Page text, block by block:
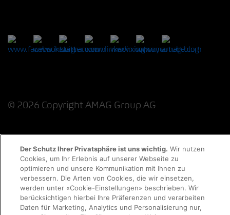
© 2026 Copyright AMAG Group AG
Datenschutzerklärung Impressum
Cookie-Richtlinie Rechtliche Hinweise EKAS
Der Schutz Ihrer Privatsphäre ist uns wichtig. Wir nutzen
Cookies, um Ihr Erlebnis auf unserer Webseite zu
optimieren und unsere Kommunikation mit Ihnen zu
verbessern. Die Arten von Cookies, die wir einsetzen,
werden unter «Cookie-Einstellungen» beschrieben. Wir
berücksichtigen hierbei Ihre Präferenzen und verarbeiten
Daten für Marketing, Analytics und Personalisierung nur,